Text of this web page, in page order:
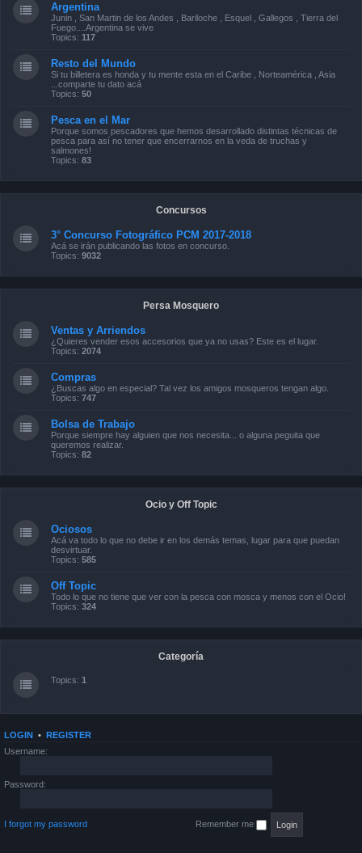
Argentina
Junin , San Martin de los Andes , Bariloche , Esquel , Gallegos , Tierra del
Fuego....Argentina se vive
Topics: 117
Resto del Mundo
Si tu billetera es honda y tu mente esta en el Caribe , Norteamérica , Asia
...comparte tu dato acá
Topics: 50
Pesca en el Mar
Porque somos pescadores que hemos desarrollado distintas técnicas de
pesca para así no tener que encerrarnos en la veda de truchas y
salmones!
Topics: 83
Concursos
3° Concurso Fotográfico PCM 2017-2018
Acá se irán publicando las fotos en concurso.
Topics: 9032
Persa Mosquero
Ventas y Arriendos
¿Quieres vender esos accesorios que ya no usas? Este es el lugar.
Topics: 2074
Compras
¿Buscas algo en especial? Tal vez los amigos mosqueros tengan algo.
Topics: 747
Bolsa de Trabajo
Porque siempre hay alguien que nos necesita... o alguna peguita que
queremos realizar.
Topics: 82
Ocio y Off Topic
Ociosos
Acá va todo lo que no debe ir en los demás temas, lugar para que puedan
desvirtuar.
Topics: 585
Off Topic
Todo lo que no tiene que ver con la pesca con mosca y menos con el Ocio!
Topics: 324
Categoría
Topics: 1
LOGIN • REGISTER
Username:
Password:
I forgot my password Remember me